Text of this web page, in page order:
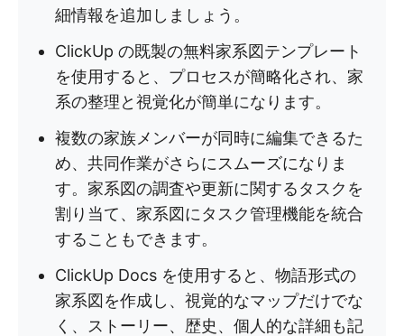
細情報を追加しましょう。
ClickUp の既製の無料家系図テンプレート
を使用すると、プロセスが簡略化され、家
系の整理と視覚化が簡単になります。
複数の家族メンバーが同時に編集できるた
め、共同作業がさらにスムーズになりま
す。家系図の調査や更新に関するタスクを
割り当て、家系図にタスク管理機能を統合
することもできます。
ClickUp Docs を使用すると、物語形式の
家系図を作成し、視覚的なマップだけでな
く、ストーリー、歴史、個人的な詳細も記